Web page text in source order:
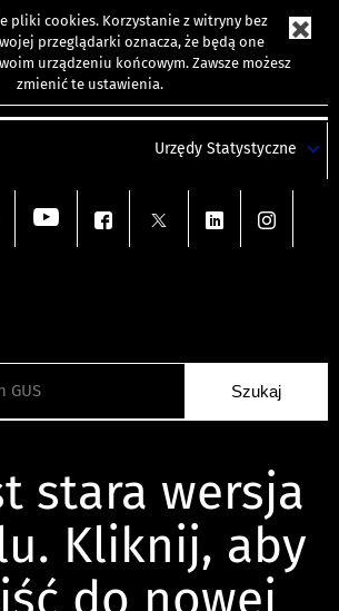
pliki cookies. Korzystanie z witryny bez
przeglądarki oznacza, że będą one
urządzeniu końcowym. Zawsze możesz
zmienić te ustawienia.
Urzędy Statystyczne
stara wersja
Kliknij, aby
do nowej